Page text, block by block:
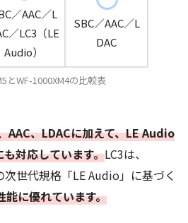
／AAC／L
／LC3（LE
Audio）
SBC／AAC／L
DAC
とWF-1000XM4の比較表
AAC、LDACに加えて、LE Audio
対応しています。LC3は、
世代規格「LE Audio」に基づく
能に優れています。